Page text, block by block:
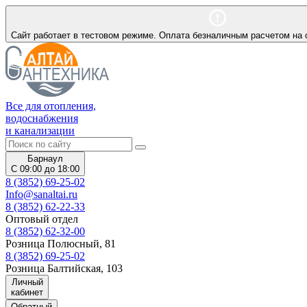
Сайт работает в тестовом режиме. Оплата безналичным расчетом на
Все для отопления,
водоснабжения
и канализации
Барнаул
С 09:00 до 18:00
8 (3852) 69-25-02
Info@sanaltai.ru
8 (3852) 62-22-33
Оптовый отдел
8 (3852) 62-32-00
Розница Полюсный, 81
8 (3852) 69-25-02
Розница Балтийская, 103
Личный
кабинет